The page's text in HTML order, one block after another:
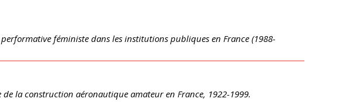
féministe dans les institutions publiques en France (1988-
la construction aéronautique amateur en France, 1922-1999.